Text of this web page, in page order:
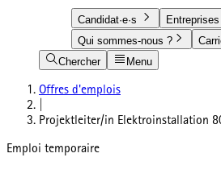
Candidat·e·s
Entreprises
Qui sommes-nous ?
Chercher
Menu
Offres d'emplois
Projektleiter/in Elektroinstallation
Emploi temporaire